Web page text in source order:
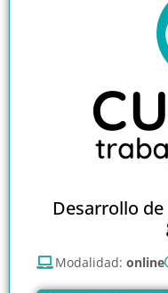
Desarrollo
Modalidad: online